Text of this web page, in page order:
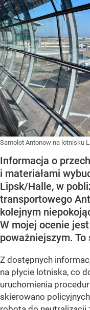
Samolot Antonow na lotnisku
Informacja o
i materiałami
Lipsk/Halle, w
transportowego
kolejnym
W mojej ocenie
poważniejszym. To
Z dostępnych
na płycie lotniska, co
uruchomienia
skierowano